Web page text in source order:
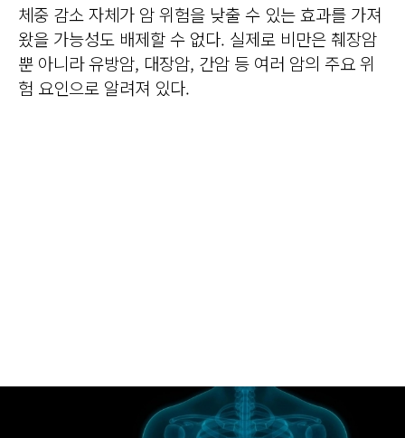
체중 감소 자체가 암 위험을 낮출 수 있는 효과를 가져
왔을 가능성도 배제할 수 없다. 실제로 비만은 췌장암
뿐 아니라 유방암, 대장암, 간암 등 여러 암의 주요 위
험 요인으로 알려져 있다.